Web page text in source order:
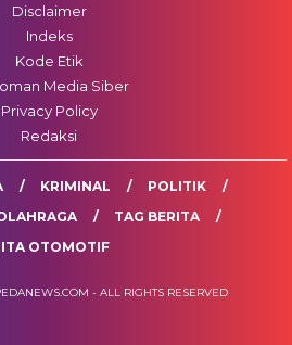
Disclaimer
Indeks
Kode Etik
Media Siber
Privacy Policy
Redaksi
KRIMINAL
POLITIK
TAG BERITA
OTOMOTIF
- ALL RIGHTS RESERVED